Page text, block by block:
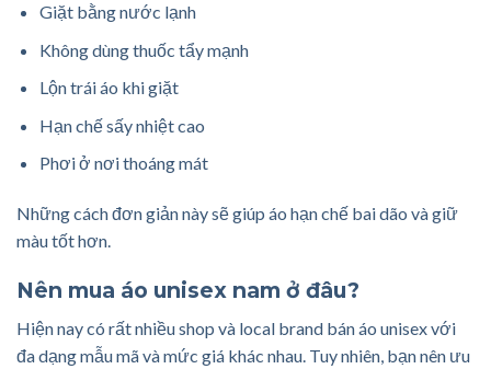
Giặt bằng nước lạnh
Không dùng thuốc tẩy mạnh
Lộn trái áo khi giặt
Hạn chế sấy nhiệt cao
Phơi ở nơi thoáng mát
Những cách đơn giản này sẽ giúp áo hạn chế bai dão và giữ
màu tốt hơn.
Nên mua áo unisex nam ở đâu?
Hiện nay có rất nhiều shop và local brand bán áo unisex với
đa dạng mẫu mã và mức giá khác nhau. Tuy nhiên, bạn nên ưu